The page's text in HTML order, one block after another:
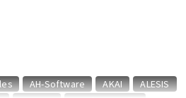
エフェクター
AH-Software AKAI
ALESIS